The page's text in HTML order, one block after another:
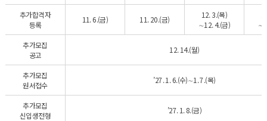
추가합격자
등록
11. 6.(금) 11. 20.(금)
12. 3.(목)
∼12. 4.(금)
추가모집
공고
12. 14.(월)
추가모집
원서접수
’27. 1. 6.(수)∼1. 7.(목)
추가모집
신입생전형
’27. 1. 8.(금)